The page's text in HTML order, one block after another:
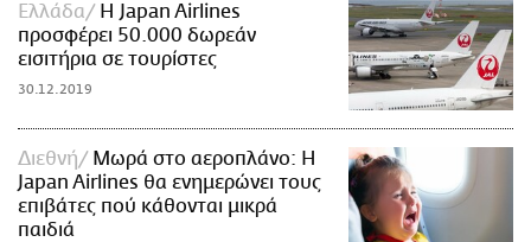
Ελλάδα
H Japan Airlines
προσφέρει 50.000 δωρεάν
εισιτήρια σε τουρίστες
30.12.2019
Διεθνή
Μωρά στο αεροπλάνο: Η
Japan Airlines θα ενημερώνει τους
επιβάτες πού κάθονται μικρά
παιδιά